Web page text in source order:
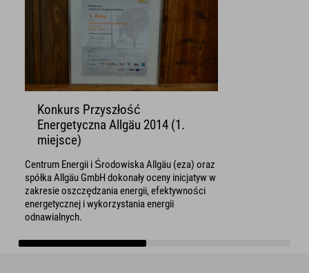
Konkurs Przyszłość
Energetyczna Allgäu 2014 (1.
miejsce)
Centrum Energii i Środowiska Allgäu (eza) oraz
spółka Allgäu GmbH dokonały oceny inicjatyw w
zakresie oszczędzania energii, efektywności
energetycznej i wykorzystania energii
odnawialnych.